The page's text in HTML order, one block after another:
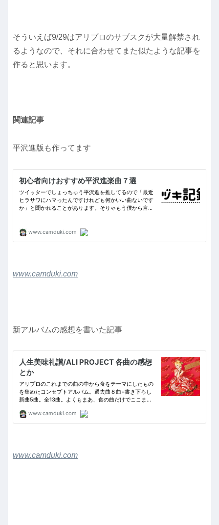
そういえば9/29はアリプロのサブスクが大量解禁され
るようなので、それに合わせてまた似たような記事を
作ると思います。
関連記事
平沢進版も作ってます
www.camduki.com
新アルバムの感想を書いた記事
www.camduki.com